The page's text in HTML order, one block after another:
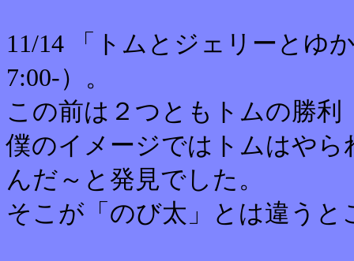
11/14 「トムとジェリーとゆ
7:00-）。
この前は２つともトムの勝
僕のイメージではトムはや
んだ～と発見でした。
そこが「のび太」とは違うと